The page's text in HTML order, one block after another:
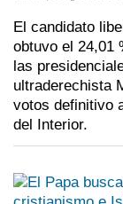
El candidato
obtuvo el 24,01
las
ultraderechista
votos definitivo
del Interior.